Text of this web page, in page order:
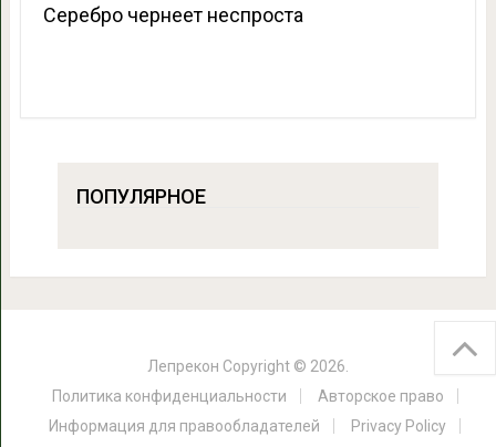
Серебро чернеет неспроста
ПОПУЛЯРНОЕ
Лепрекон Copyright © 2026.
Политика конфиденциальности
Авторское право
Информация для правообладателей
Privacy Policy